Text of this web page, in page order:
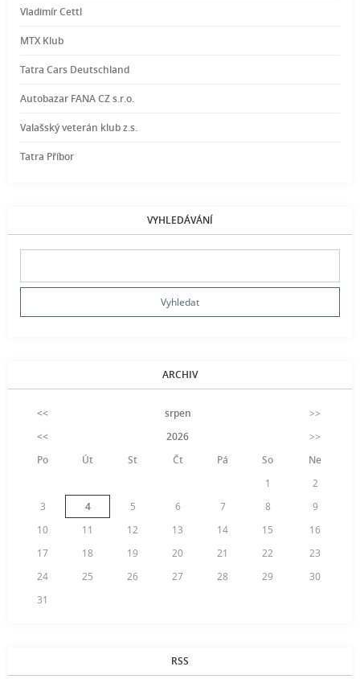
Vladimír Cettl
MTX Klub
Tatra Cars Deutschland
Autobazar FANA CZ s.r.o.
Valašský veterán klub z.s.
Tatra Příbor
VYHLEDÁVÁNÍ
ARCHIV
<< srpen
>>
<<
2026
>>
Po
Út St Čt Pá So
Ne
1
2
3
4 5 6 7 8
9
10
11 12 13 14 15
16
17
18 19 20 21 22
23
24
25 26 27 28 29
30
31
RSS